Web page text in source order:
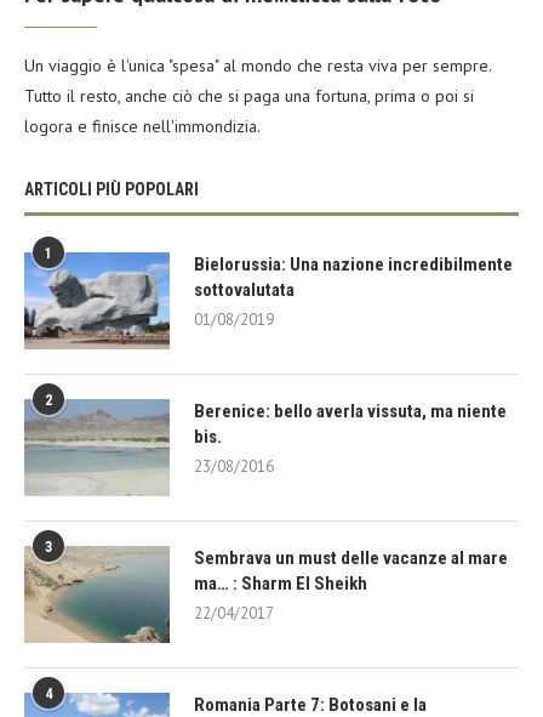
Un viaggio è l'unica "spesa" al mondo che resta viva per sempre.
Tutto il resto, anche ciò che si paga una fortuna, prima o poi si
logora e finisce nell'immondizia.
ARTICOLI PIÙ POPOLARI
1
Bielorussia: Una nazione incredibilmente
sottovalutata
01/08/2019
2
Berenice: bello averla vissuta, ma niente
bis.
23/08/2016
3
Sembrava un must delle vacanze al mare
ma… : Sharm El Sheikh
22/04/2017
4
Romania Parte 7: Botosani e la